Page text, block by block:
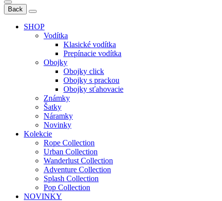
Back
SHOP
Vodítka
Klasické vodítka
Prepínacie vodítka
Obojky
Obojky click
Obojky s prackou
Obojky sťahovacie
Známky
Šatky
Náramky
Novinky
Kolekcie
Rope Collection
Urban Collection
Wanderlust Collection
Adventure Collection
Splash Collection
Pop Collection
NOVINKY